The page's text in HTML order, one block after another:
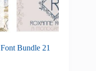
Bundle 21